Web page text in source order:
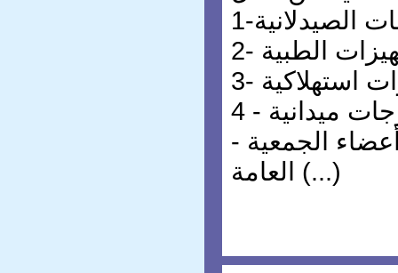
الصيدلانية
الطبية
استهلاكية
ميدانية
- توجيه حضور أعضاء الجمعية
العامة (...)